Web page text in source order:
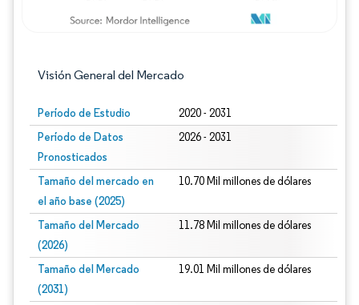
Visión General del Mercado
Período de Estudio 2020 - 2031
Período de Datos
Pronosticados
2026 - 2031
Tamaño del mercado en
el año base (2025)
10.70 Mil millones de dólares
Tamaño del Mercado
(2026)
11.78 Mil millones de dólares
Tamaño del Mercado
(2031)
19.01 Mil millones de dólares